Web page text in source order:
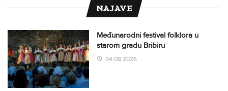
NAJAVE
Međunarodni festival folklora u
starom gradu Bribiru
04.08.2026